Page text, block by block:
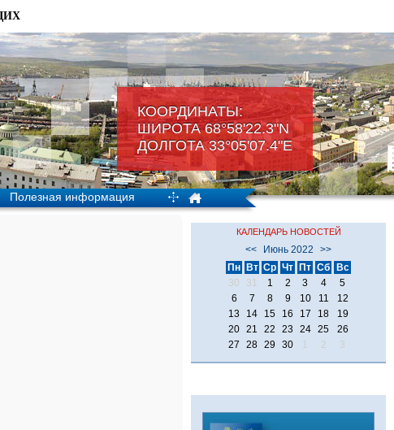
КООРДИНАТЫ:
ШИРОТА 68°58'22.3"N
ДОЛГОТА 33°05'07.4"Е
Полезная информация
КАЛЕНДАРЬ НОВОСТЕЙ
<< Июнь 2022
>>
Пн
Вт Ср Чт Пт Сб
Вс
30
31 1 2 3 4
5
6
7 8 9 10 11
12
13
14 15 16 17 18
19
20 21 22 23 24 25
26
27
28 29 30 1 2 3